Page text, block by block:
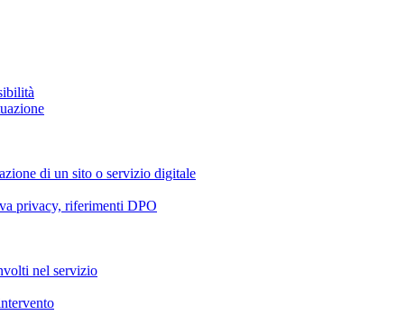
di un sito o servizio digitale
privacy, riferimenti DPO
nel servizio